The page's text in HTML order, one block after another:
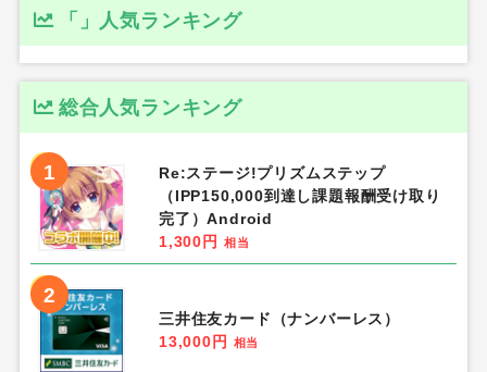
「」人気ランキング
総合人気ランキング
1
Re:ステージ!プリズムステップ
（IPP150,000到達し課題報酬受け取り
完了）Android
1,300円
相当
2
三井住友カード（ナンバーレス）
13,000円
相当